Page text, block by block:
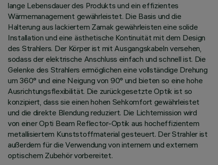
lange Lebensdauer des Produkts und ein effizientes
Wärmemanagement gewährleistet. Die Basis und die
Halterung aus lackiertem Zamak gewährleisten eine solide
Installation und eine ästhetische Kontinuität mit dem Design
des Strahlers. Der Körper ist mit Ausgangskabeln versehen,
sodass der elektrische Anschluss einfach und schnell ist. Die
Gelenke des Strahlers ermöglichen eine vollständige Drehung
um 360° und eine Neigung von 90° und bieten so eine hohe
Ausrichtungsflexibilität. Die zurückgesetzte Optik ist so
konzipiert, dass sie einen hohen Sehkomfort gewährleistet
und die direkte Blendung reduziert. Die Lichtemission wird
von einer Opti Beam Reflector-Optik aus hocheffizientem
metallisiertem Kunststoffmaterial gesteuert. Der Strahler ist
außerdem für die Verwendung von internem und externem
optischem Zubehör vorbereitet.